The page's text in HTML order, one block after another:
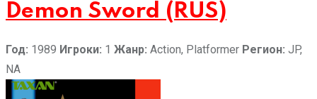
Demon Sword (RUS)
Год: 1989 Игроки: 1 Жанр: Action, Platformer Регион: JP,
NA